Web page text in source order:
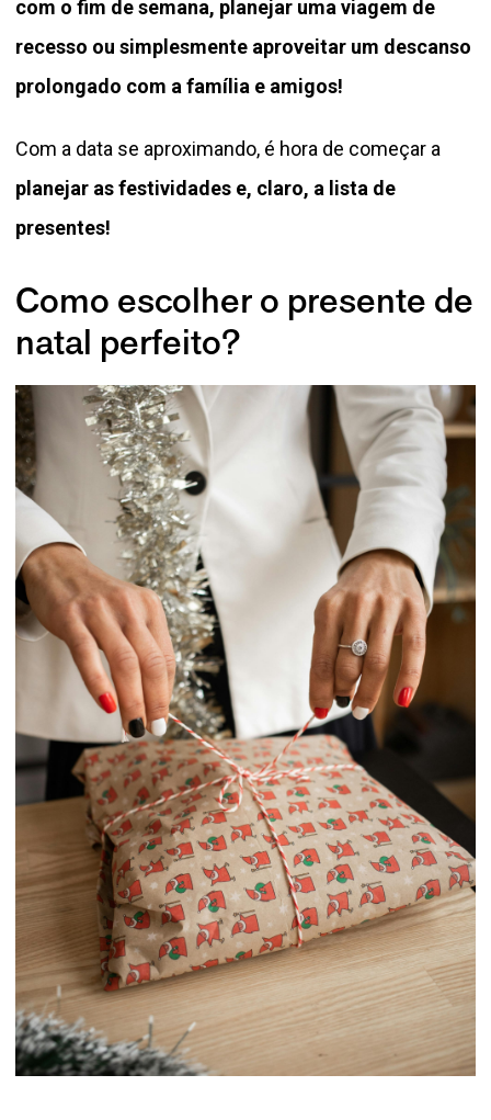
com o fim de semana, planejar uma viagem de
recesso ou simplesmente aproveitar um descanso
prolongado com a família e amigos!
Com a data se aproximando, é hora de começar a
planejar as festividades e, claro, a lista de
presentes!
Como escolher o presente de
natal perfeito?